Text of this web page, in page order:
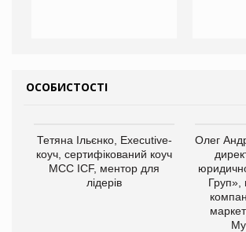
ОСОБИСТОСТІ
Тетяна Ільєнко, Executive-
коуч, сертифікований коуч
МСС ICF, ментор для
лідерів
Олег
Груп»,